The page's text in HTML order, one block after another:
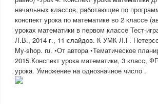
начальных классов, работающие по
конспект урока по математике во 2 классе
уроках математики в первом классе Тест-
Л.В., 2014 г., 11 слайдов. К УМК Л.Г.
My-shop. ru. •От автора •Тематическое
2015.Конспект урока математики, 3 класс,
урока. Умножение на однозначное число .